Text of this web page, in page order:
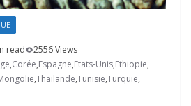
read
2556 Views
,Corée,Espagne,Etats-Unis,Ethiopie,
,Thaïlande,Tunisie,Turquie,